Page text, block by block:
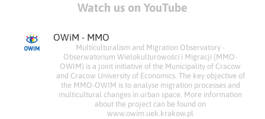
Watch us on YouTube
OWiM - MMO
Multiculturalism and Migration Observatory -
Obserwatorium Wielokulturowości i Migracji (MMO-
OWIM) is a joint initiative of the Municipality of Cracow
and Cracow University of Economics. The key objective of
the MMO-OWIM is to analyse migration processes and
multicultural changes in urban space. More information
about the project can be found on
www.owim.uek.krakow.pl